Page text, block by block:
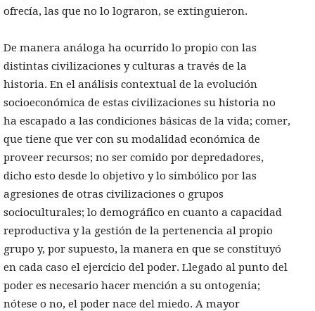
ofrecía, las que no lo lograron, se extinguieron.
De manera análoga ha ocurrido lo propio con las
distintas civilizaciones y culturas a través de la
historia. En el análisis contextual de la evolución
socioeconómica de estas civilizaciones su historia no
ha escapado a las condiciones básicas de la vida; comer,
que tiene que ver con su modalidad económica de
proveer recursos; no ser comido por depredadores,
dicho esto desde lo objetivo y lo simbólico por las
agresiones de otras civilizaciones o grupos
socioculturales; lo demográfico en cuanto a capacidad
reproductiva y la gestión de la pertenencia al propio
grupo y, por supuesto, la manera en que se constituyó
en cada caso el ejercicio del poder. Llegado al punto del
poder es necesario hacer mención a su ontogenia;
nótese o no, el poder nace del miedo. A mayor